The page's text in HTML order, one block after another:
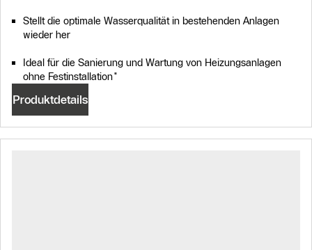
Stellt die optimale Wasserqualität in bestehenden Anlagen
wieder her
Ideal für die Sanierung und Wartung von Heizungsanlagen
ohne Festinstallation"
Produktdetails